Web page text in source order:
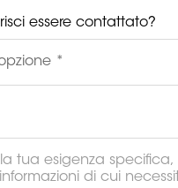
essere contattato?